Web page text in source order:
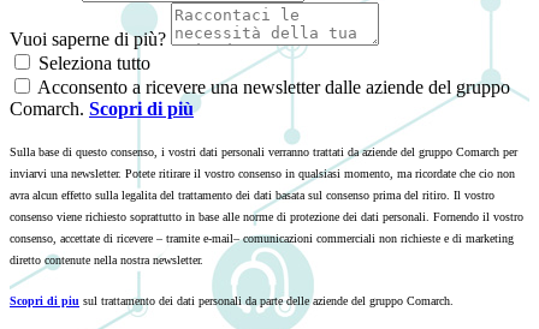
Vuoi saperne di più?
Seleziona tutto
Acconsento a ricevere una newsletter dalle aziende del gruppo
Comarch. Scopri di più
Sulla base di questo consenso, i vostri dati personali verranno trattati da aziende del gruppo Comarch per
inviarvi una newsletter. Potete ritirare il vostro consenso in qualsiasi momento, ma ricordate che cio non
avra alcun effetto sulla legalita del trattamento dei dati basata sul consenso prima del ritiro. Il vostro
consenso viene richiesto soprattutto in base alle norme di protezione dei dati personali. Fornendo il vostro
consenso, accettate di ricevere – tramite e-mail– comunicazioni commerciali non richieste e di marketing
diretto contenute nella nostra newsletter.
Scopri di piu sul trattamento dei dati personali da parte delle aziende del gruppo Comarch.